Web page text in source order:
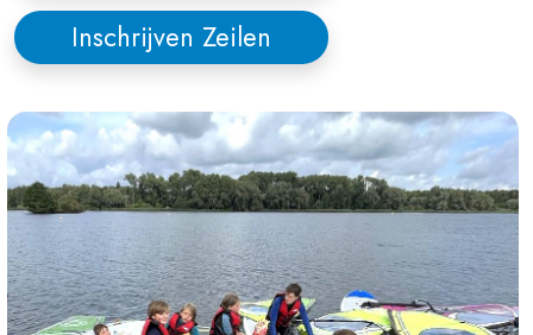
Inschrijven Zeilen